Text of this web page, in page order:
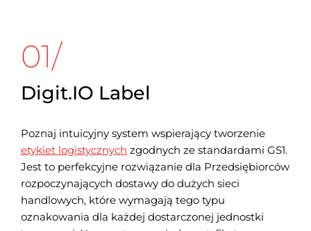
01/
Digit.IO Label
Poznaj intuicyjny system wspierający tworzenie
etykiet logistycznych zgodnych ze standardami GS1.
Jest to perfekcyjne rozwiązanie dla Przedsiębiorców
rozpoczynających dostawy do dużych sieci
handlowych, które wymagają tego typu
oznakowania dla każdej dostarczonej jednostki